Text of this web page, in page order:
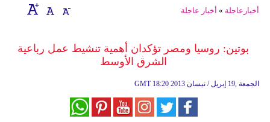
إقتصاد
وموسيقى
أخبارعاجلة » أخبار عاجلة
بوتين: روسيا ومصر تؤكدان أهمية تنشيط عمل رباعية
الشرق الأوسط
GMT 18:20 2013 الجمعة ,19 إبريل / نيسان